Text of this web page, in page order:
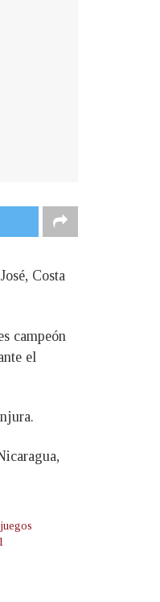
Costa
campeón
el